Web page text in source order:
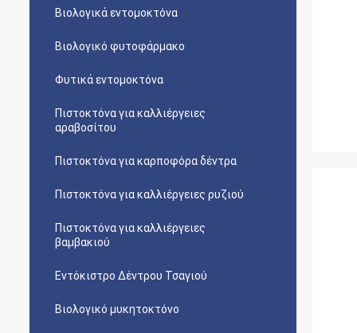
Βιολογικά εντομοκτόνα
Βιολογικό φυτοφάρμακο
Φυτικά εντομοκτόνα
Πιστοκτόνα για καλλιέργειες
αραβοσίτου
Πιστοκτόνα για καρποφόρα δέντρα
Πιστοκτόνα για καλλιέργειες ρυζιού
Πιστοκτόνα για καλλιέργειες
βαμβακιού
Εντόκιστρο Δέντρου Τσαγιού
Βιολογικό μυκητοκτόνο